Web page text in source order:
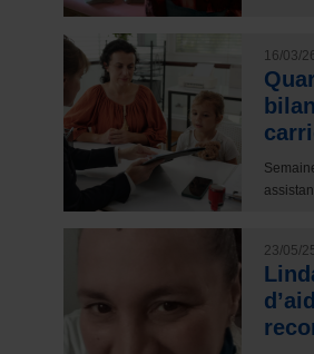
16/03/
23/05/